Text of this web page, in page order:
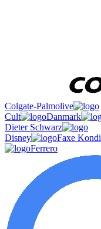
Colgate-Palmolive
Cult
Danmark
Dieter Schwarz
Disney
Faxe Kondi
Ferrero